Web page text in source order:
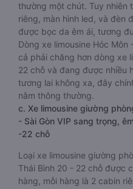
thường một chút. Tuy nhiên
riêng, màn hình led, và đèn
được bọc da êm ái, tương
Dòng xe limousine Hóc Môn
cả phải chăng hơn dòng xe
22 chỗ và đang được nhiều
tương lai không xa, đây
nằm thông thường.
c. Xe limousine giường
- Sài Gòn VIP sang trọng,
-22 chỗ
Loại xe limousine giường
Thái Bình 20 - 22 chỗ được
hàng, mỗi hàng là 2 cabin